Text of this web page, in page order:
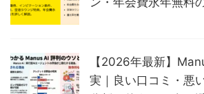
【2026年最新】
実｜良い口コミ・悪